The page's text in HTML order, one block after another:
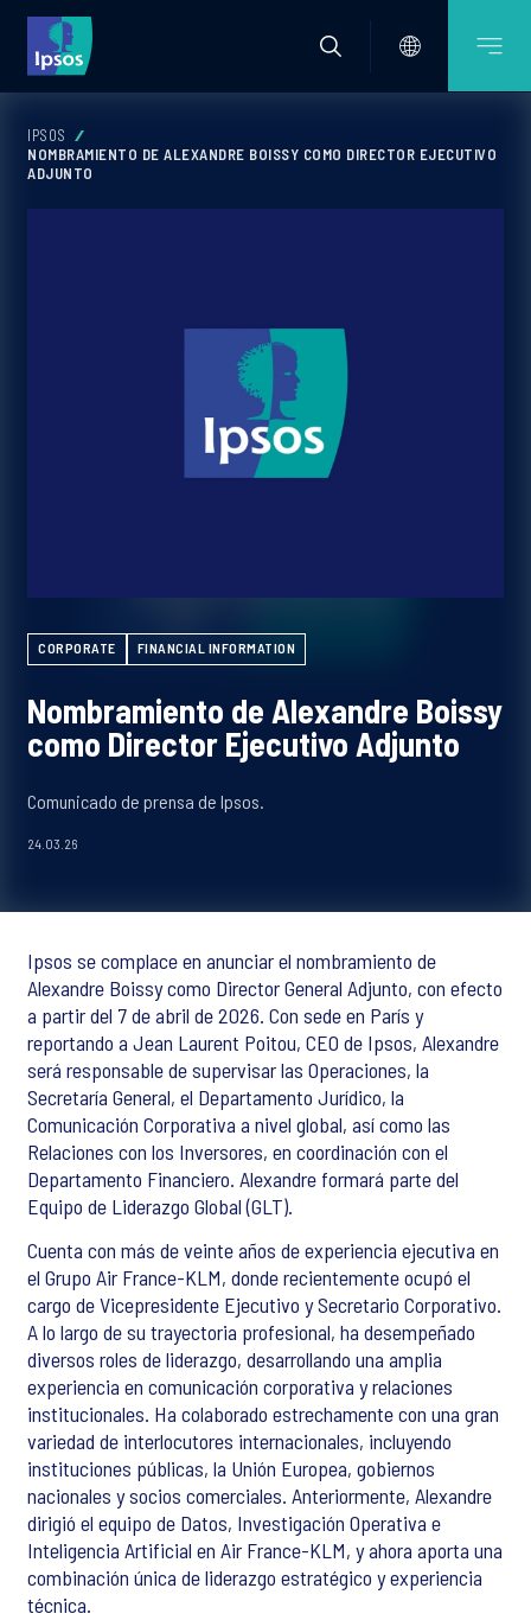
IPSOS
NOMBRAMIENTO DE ALEXANDRE BOISSY COMO DIRECTOR EJECUTIVO
ADJUNTO
CORPORATE FINANCIAL INFORMATION
Nombramiento de Alexandre Boissy
como Director Ejecutivo Adjunto
Comunicado de prensa de Ipsos.
24.03.26
Ipsos se complace en anunciar el nombramiento de
Alexandre Boissy como Director General Adjunto, con efecto
a partir del 7 de abril de 2026. Con sede en París y
reportando a Jean Laurent Poitou, CEO de Ipsos, Alexandre
será responsable de supervisar las Operaciones, la
Secretaría General, el Departamento Jurídico, la
Comunicación Corporativa a nivel global, así como las
Relaciones con los Inversores, en coordinación con el
Departamento Financiero. Alexandre formará parte del
Equipo de Liderazgo Global (GLT).
Cuenta con más de veinte años de experiencia ejecutiva en
el Grupo Air France-KLM, donde recientemente ocupó el
cargo de Vicepresidente Ejecutivo y Secretario Corporativo.
A lo largo de su trayectoria profesional, ha desempeñado
diversos roles de liderazgo, desarrollando una amplia
experiencia en comunicación corporativa y relaciones
institucionales. Ha colaborado estrechamente con una gran
variedad de interlocutores internacionales, incluyendo
instituciones públicas, la Unión Europea, gobiernos
nacionales y socios comerciales. Anteriormente, Alexandre
dirigió el equipo de Datos, Investigación Operativa e
Inteligencia Artificial en Air France-KLM, y ahora aporta una
combinación única de liderazgo estratégico y experiencia
técnica.